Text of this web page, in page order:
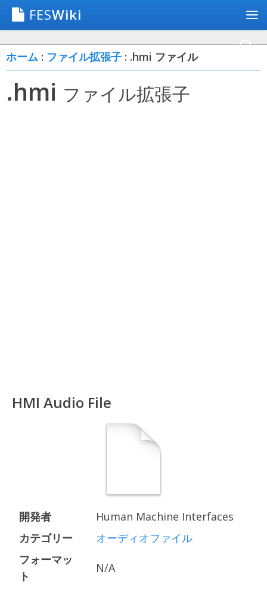
FESWiki
ホーム : ファイル拡張子 : .hmi ファイル
.hmi ファイル拡張子
HMI Audio File
開発者
Human Machine Interfaces
カテゴリー
オーディオファイル
フォーマッ
ト
N/A